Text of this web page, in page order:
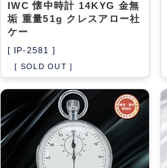
IWC 懐中時計 14KYG 金無
垢 重量51g クレスアロー社
ケー
[ IP-2581 ]
[ SOLD OUT ]